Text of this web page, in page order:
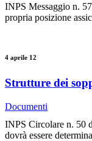
INPS Messaggio n.
propria posizione
4 aprile 12
Strutture dei
Documenti
INPS Circolare n. 50
dovrà essere